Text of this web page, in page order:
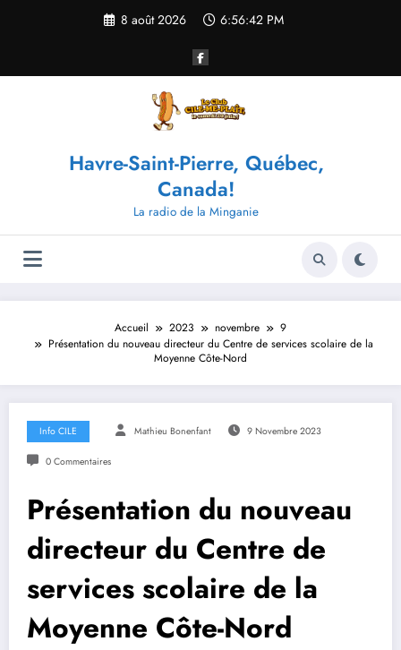
8 août 2026 6:56:43 PM
Havre-Saint-Pierre, Québec,
Canada!
La radio de la Minganie
Accueil 2023 novembre
9
Présentation du nouveau directeur du Centre de services scolaire de la
Moyenne Côte-Nord
Info CILE Mathieu Bonenfant 9 Novembre 2023
0 Commentaires
Présentation du nouveau
directeur du Centre de
services scolaire de la
Moyenne Côte-Nord